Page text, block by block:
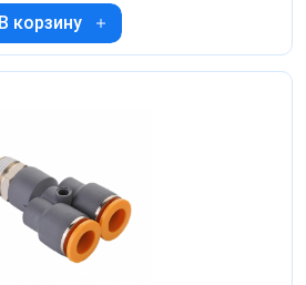
В корзину